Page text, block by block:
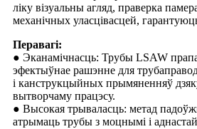
ліку візуальны агляд, праверка
механічных уласцівасцей,
Перавагі:
● Эканамічнасць: Трубы LSAW
эфектыўнае рашэнне для
і канструкцыйных прымяненняў
вытворчаму працэсу.
● Высокая трываласць: метад
атрымаць трубы з моцнымі і